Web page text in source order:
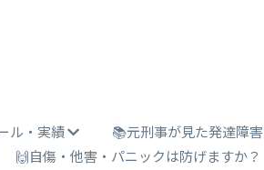
ル・実績
📚元刑事が見た発達障害
🙌自傷・他害・パニックは防げますか？